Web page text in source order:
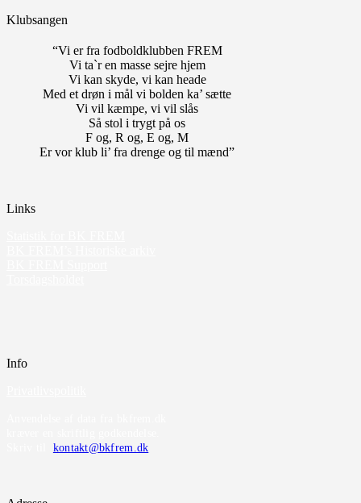
Klubsangen
“Vi er fra fodboldklubben FREM
Vi ta`r en masse sejre hjem
Vi kan skyde, vi kan heade
Med et drøn i mål vi bolden ka’ sætte
Vi vil kæmpe, vi vil slås
Så stol i trygt på os
F og, R og, E og, M
Er vor klub li’ fra drenge og til mænd”
Links
Info
kontakt@bkfrem.dk